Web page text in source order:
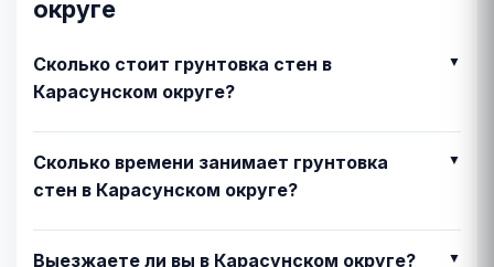
округе
Сколько стоит грунтовка стен в
Карасунском округе?
Сколько времени занимает грунтовка
стен в Карасунском округе?
Выезжаете ли вы в Карасунском округе?